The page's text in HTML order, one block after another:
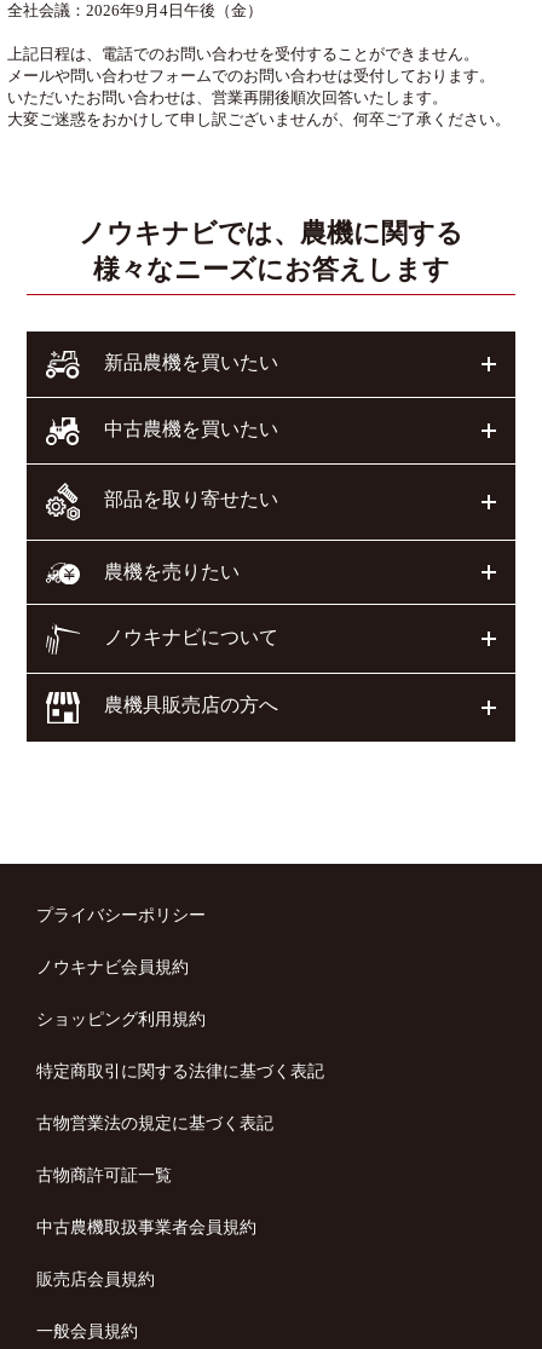
全社会議：2026年9月4日午後（金）
上記日程は、電話でのお問い合わせを受付することができません。
メールや問い合わせフォームでのお問い合わせは受付しております。
いただいたお問い合わせは、営業再開後順次回答いたします。
大変ご迷惑をおかけして申し訳ございませんが、何卒ご了承ください。
ノウキナビでは、農機に関する
様々なニーズにお答えします
新品農機を買いたい
中古農機を買いたい
部品を取り寄せたい
農機を売りたい
ノウキナビについて
農機具販売店の方へ
プライバシーポリシー
ノウキナビ会員規約
ショッピング利用規約
特定商取引に関する法律に基づく表記
古物営業法の規定に基づく表記
古物商許可証一覧
中古農機取扱事業者会員規約
販売店会員規約
一般会員規約